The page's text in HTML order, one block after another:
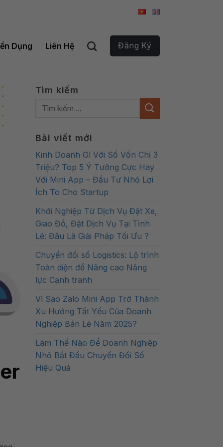
Dụng Liên Hệ Đăng Ký
Tìm kiếm
Bài viết mới
Kinh Doanh Gì Với Số Vốn Chỉ 3
Triệu? Top 5 Ý Tưởng Cực Hay
Với Mini App – Đầu Tư Nhỏ Lợi
Ích To Cho Startup
Khởi Nghiệp Từ Dịch Vụ Đặt Xe,
Giao Đồ, Đặt Dịch Vụ Tại Tỉnh
Lẻ: Đâu Là Giải Pháp Tối Ưu ?
Chuyển đổi số Logistics: Lộ trình
Toàn diện để Nâng cao Năng
lực Cạnh tranh
Vì Sao Zalo Mini App Trở Thành
Xu Hướng Tất Yếu Của Doanh
Nghiệp Bán Lẻ Năm 2025?
Làm Thế Nào Để Doanh Nghiệp
Nhỏ Bắt Đầu Chuyển Đổi Số
Hiệu Quả